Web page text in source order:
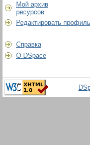
Мой архив
ресурсов
Редактировать профиль
Справка
О DSpace